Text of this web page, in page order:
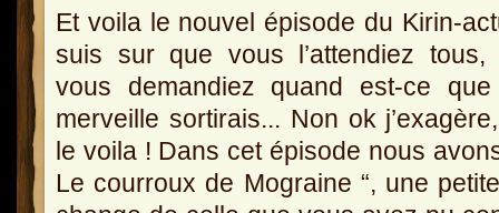
Et voila le nouvel épisode du Kirin-
suis sur que vous l’attendiez tous,
vous demandiez quand est-ce
merveille sortirais... Non ok
le voila ! Dans cet épisode nous
Le courroux de Mograine “, une